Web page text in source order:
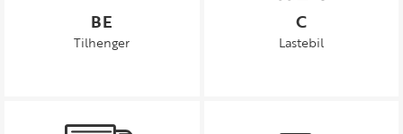
BE
Tilhenger
C
Lastebil